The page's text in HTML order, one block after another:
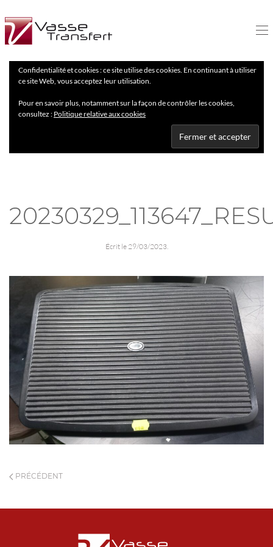
Confidentialité et cookies : ce site utilise des cookies. En continuant à utiliser
ce site Web, vous acceptez leur utilisation.
Pour en savoir plus, notamment sur la façon de contrôler les cookies,
consultez : Politique relative aux cookies
Écrit le 29/03/2023.
PRÉCÉDENT